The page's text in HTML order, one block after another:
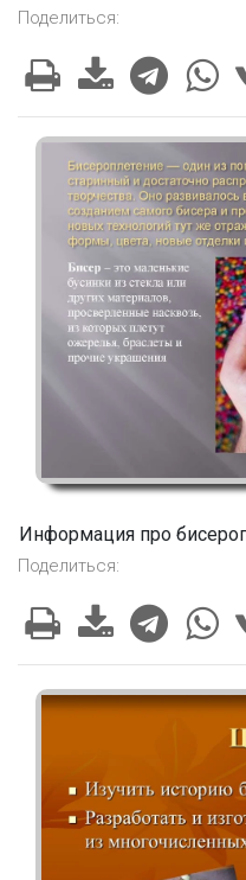
Поделиться:
Информация про
Поделиться: